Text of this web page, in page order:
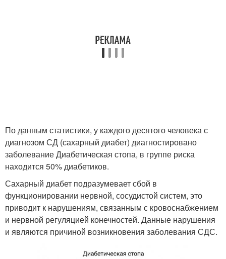
По данным статистики, у каждого десятого человека с
диагнозом СД (сахарный диабет) диагностировано
заболевание Диабетическая стопа, в группе риска
находится 50% диабетиков.
Сахарный диабет подразумевает сбой в
функционировании нервной, сосудистой систем, это
приводит к нарушениям, связанным с кровоснабжением
и нервной регуляцией конечностей. Данные нарушения
и являются причиной возникновения заболевания СДС.